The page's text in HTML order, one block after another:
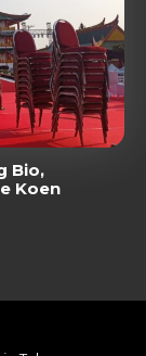
Bio,
Koen